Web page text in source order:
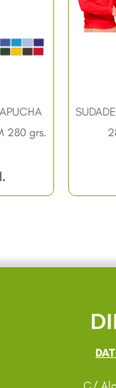
280 grs.